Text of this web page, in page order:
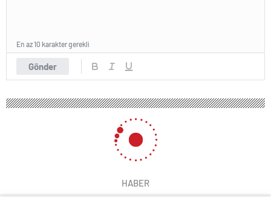
Gönder
En az 10 karakter gerekli
HABER